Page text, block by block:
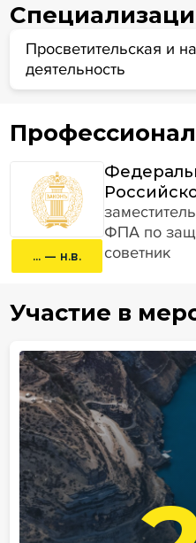
Просветительская и
деятельность
... — н.в.
ФПА по
советник
Участие в